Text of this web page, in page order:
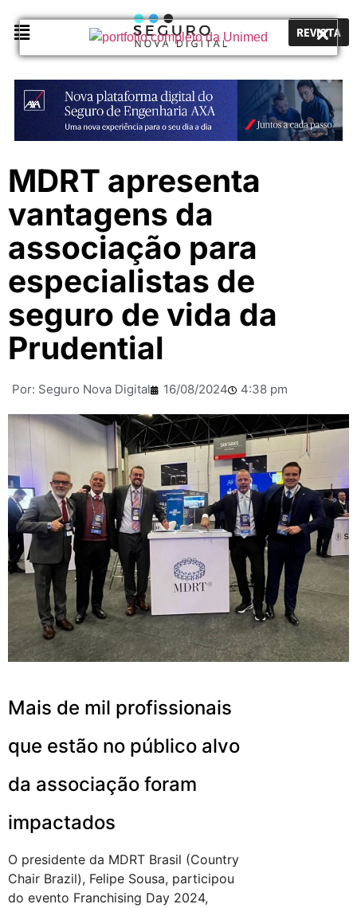
REVISTA
MDRT apresenta
vantagens da
associação para
especialistas de
seguro de vida da
Prudential
Por: Seguro Nova Digital 16/08/2024 4:38 pm
Mais de mil profissionais
que estão no público alvo
da associação foram
impactados
O presidente da MDRT Brasil (Country
Chair Brazil), Felipe Sousa, participou
do evento Franchising Day 2024,